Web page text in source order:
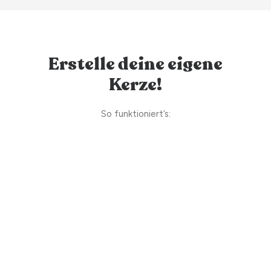
Erstelle deine eigene
Kerze!
So funktioniert’s: